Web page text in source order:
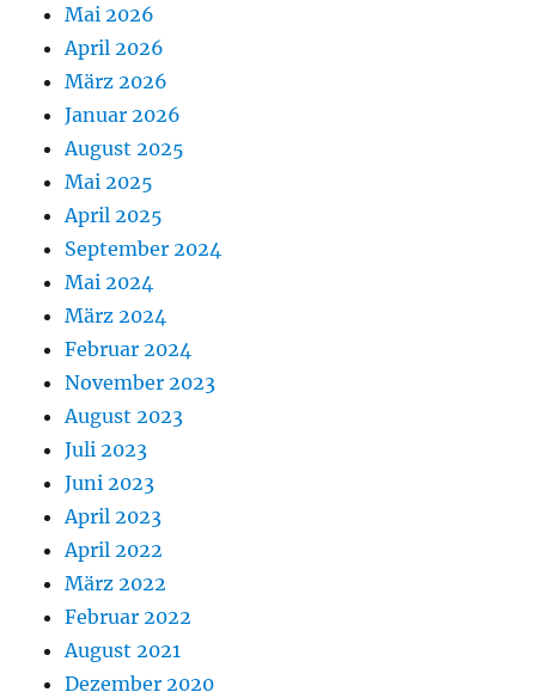
Mai 2026
April 2026
März 2026
Januar 2026
August 2025
Mai 2025
April 2025
September 2024
Mai 2024
März 2024
Februar 2024
November 2023
August 2023
Juli 2023
Juni 2023
April 2023
April 2022
März 2022
Februar 2022
August 2021
Dezember 2020